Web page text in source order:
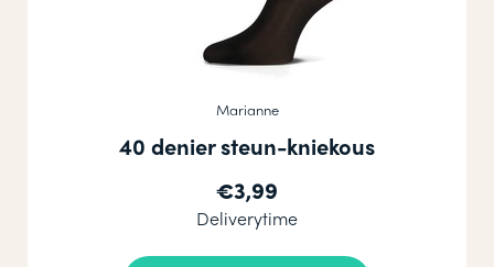
Marianne
40 denier steun-kniekous
€3,99
Deliverytime